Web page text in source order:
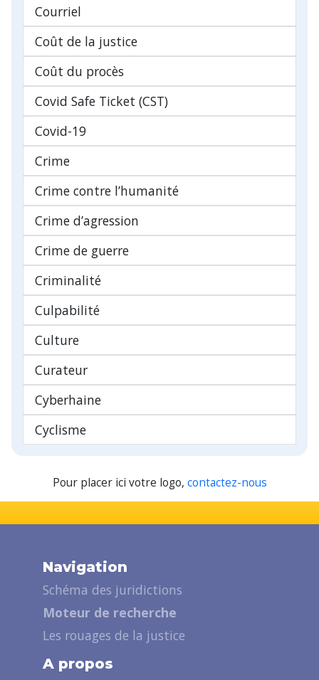
Courriel
Coût de la justice
Coût du procès
Covid Safe Ticket (CST)
Covid-19
Crime
Crime contre l’humanité
Crime d’agression
Crime de guerre
Criminalité
Culpabilité
Culture
Curateur
Cyberhaine
Cyclisme
Pour placer ici votre logo, contactez-nous
Navigation
Schéma des juridictions
Moteur de recherche
Les rouages de la justice
A propos